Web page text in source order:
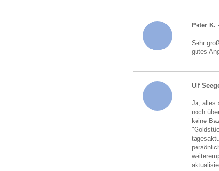
Peter K.
Sehr
gutes
Ulf
Ja, alles
noch
keine